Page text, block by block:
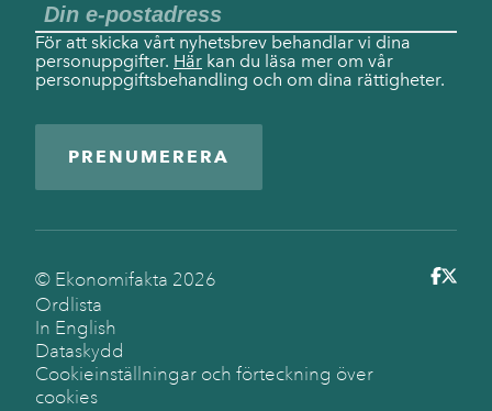
För att skicka vårt nyhetsbrev behandlar vi dina
personuppgifter. Här kan du läsa mer om vår
personuppgiftsbehandling och om dina rättigheter.
PRENUMERERA
© Ekonomifakta 2026
Ordlista
In English
Dataskydd
Cookieinställningar och förteckning över
cookies